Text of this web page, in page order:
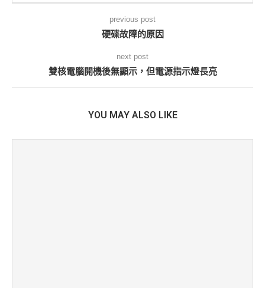
previous post
硬碟故障的原因
next post
雙核電腦開機後無顯示，但電源指示燈長亮
YOU MAY ALSO LIKE